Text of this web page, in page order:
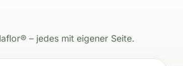
– jedes mit eigener Seite.